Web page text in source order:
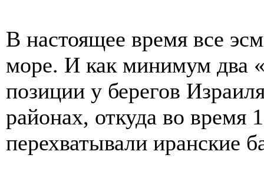
В настоящее время все
море. И как минимум два
позиции у берегов
районах, откуда во время
перехватывали иранские